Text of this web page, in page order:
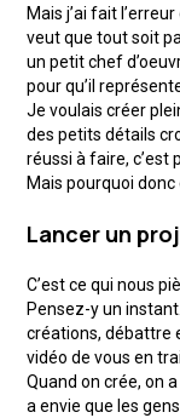
Mais j’ai fait
veut que tout soit
un petit chef
pour qu’il
Je voulais créer
des petits détails
réussi à faire, c’est
Mais pourquoi
Lancer un
C’est ce qui nous
Pensez-y un
créations, débattre
vidéo de vous en
Quand on crée, on
a envie que les